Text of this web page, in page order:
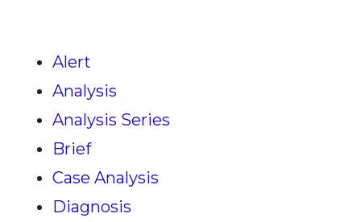
Alert
Analysis
Analysis Series
Brief
Case Analysis
Diagnosis